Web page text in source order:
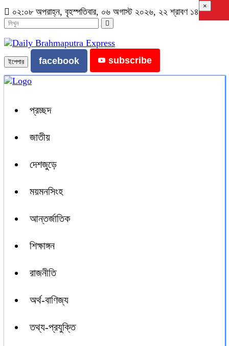
০২:০৮ অপরাহ্ন, বৃহস্পতিবার, ০৬ অগাস্ট ২০২৬, ২২ শ্রাবণ ১৪৩৩ বঙ্গাব্দ
ইপেপার facebook subscribe
প্রচ্ছদ
জাতীয়
দেশজুড়ে
ময়মনসিংহ
আন্তর্জাতিক
শিক্ষাঙ্গন
রাজনীতি
অর্থ-বাণিজ্য
তথ্য-প্রযুক্তি
×